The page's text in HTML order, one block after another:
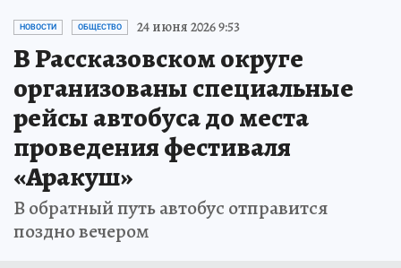
НОВОСТИ ОБЩЕСТВО 24 июня 2026 9:53
В Рассказовском округе
организованы специальные
рейсы автобуса до места
проведения фестиваля
«Аракуш»
В обратный путь автобус отправится
поздно вечером